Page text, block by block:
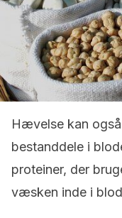
Hævelse kan
bestanddele i
proteiner, der
væsken inde i